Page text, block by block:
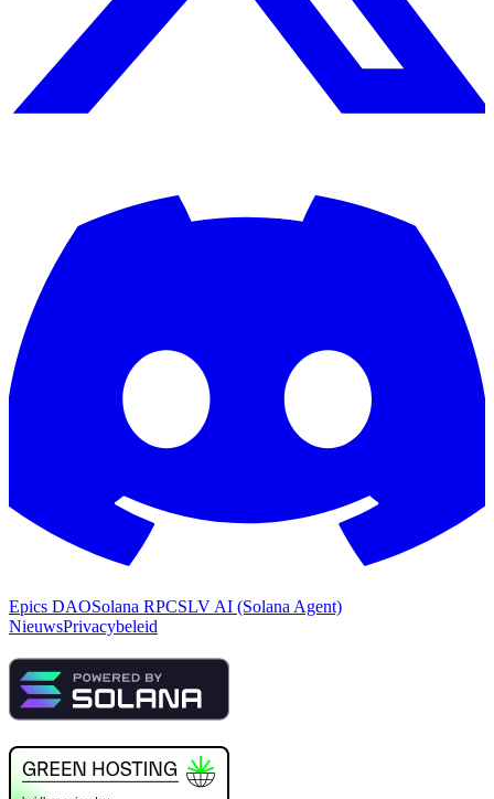
Epics DAOSolana RPCSLV AI (Solana Agent)
NieuwsPrivacybeleid